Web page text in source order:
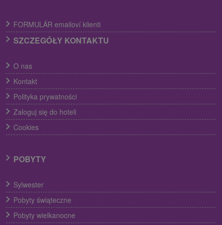
FORMULÁR emailoví klienti
SZCZEGÓŁY KONTAKTU
O nas
Kontakt
Polityka prywatności
Zaloguj się do hoteli
Cookies
POBYTY
Sylwester
Pobyty świąteczne
Pobyty wielkanocne